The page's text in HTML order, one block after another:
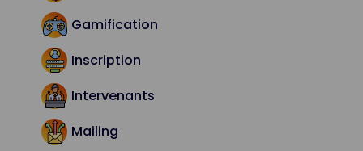
Gamification
Inscription
Intervenants
Mailing